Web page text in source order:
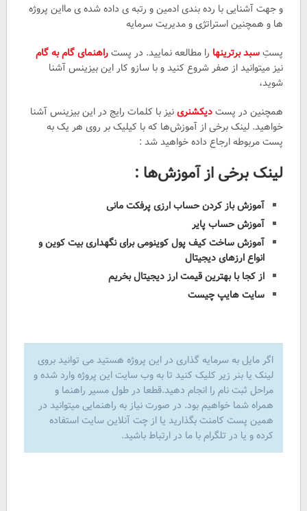
و جهت آشنایی با رده بندی ادمین و رتبه ی داده شده ی مااین پروژه
ها و همچنین استراتژی و مدیریت سرمایه
پستِسبد برترینها را مطالعه نمایید. در پستراهنمای گام به گام
نیز میتوانید از صفر شروع کنید و با سازو کار این بیزینس آشنا
شوید،
همچنین در پستدیکشنرینیز با کلمات رایج در این بیزینس آشنا
خواهید. لینک برخی از آموزش‌ها که با کیلیک بر روی هر یک به
پست مربوطه ارجاع داده خواهید شد :
لینک برخی از آموزش‌ها :
آموزش باز کردن حساب ارزی پرفکت مانی
آموزش حساب پایر
آموزش ساخت کیف پول کوینومی برای نگهداری بیت کوین و
انواع ارزهای دیجیتال
از کجا با بهترین قیمت ارز دیجیتال بخریم
سایت هایپ چیست
اگر مایل به سرمایه گذاری در این پروژه هستید می توانید بروی
لینک یا بنر زیر کلیک کنید تا به وب سایت این پروژه وارد شده و
مراحل ثبت نام را انجام دهید.قطعا در طول مسیر راهنما و
همراه شما خواهیم بود. در صورت نیاز به راهنمایی میتوانید در
همین پست کامنت بگذارید یا از چت آنلاین سایت استفاده
کرده و یا در تلگرام با ما در ارتباط باشید.